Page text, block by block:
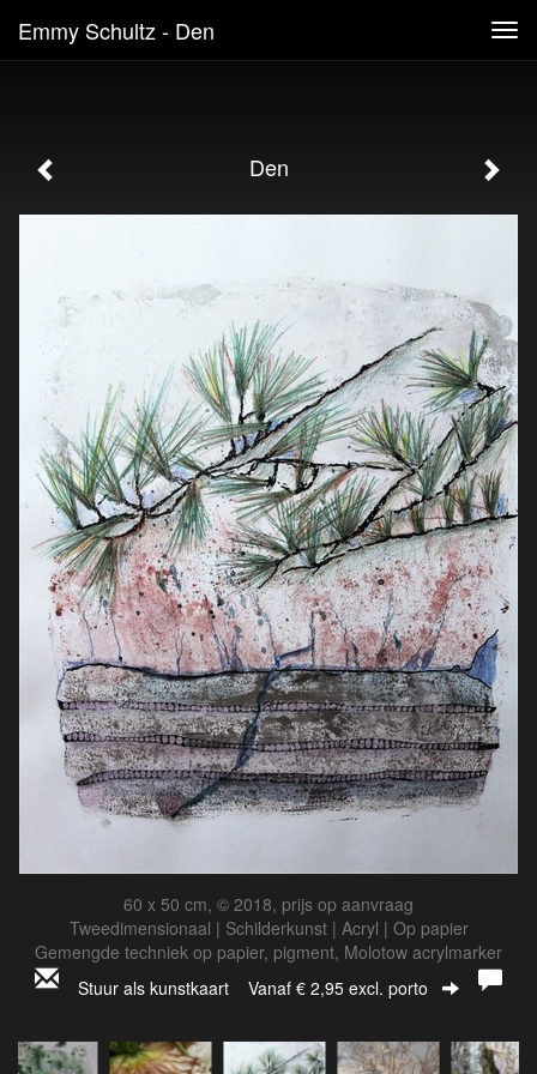
Emmy Schultz - Den
Den
60 x 50 cm, © 2018, prijs op aanvraag
Tweedimensionaal | Schilderkunst | Acryl | Op papier
Gemengde techniek op papier, pigment, Molotow acrylmarker
Stuur als kunstkaart Vanaf € 2,95 excl. porto